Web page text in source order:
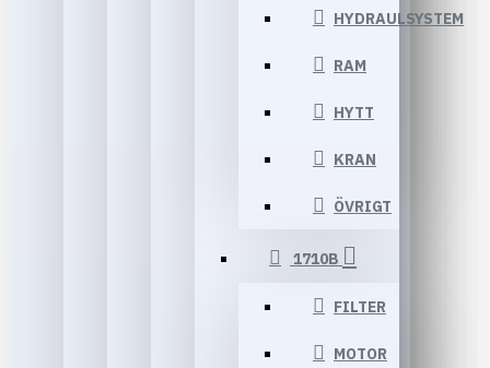
HYDRAULSYSTEM
RAM
HYTT
KRAN
ÖVRIGT
1710B
FILTER
MOTOR